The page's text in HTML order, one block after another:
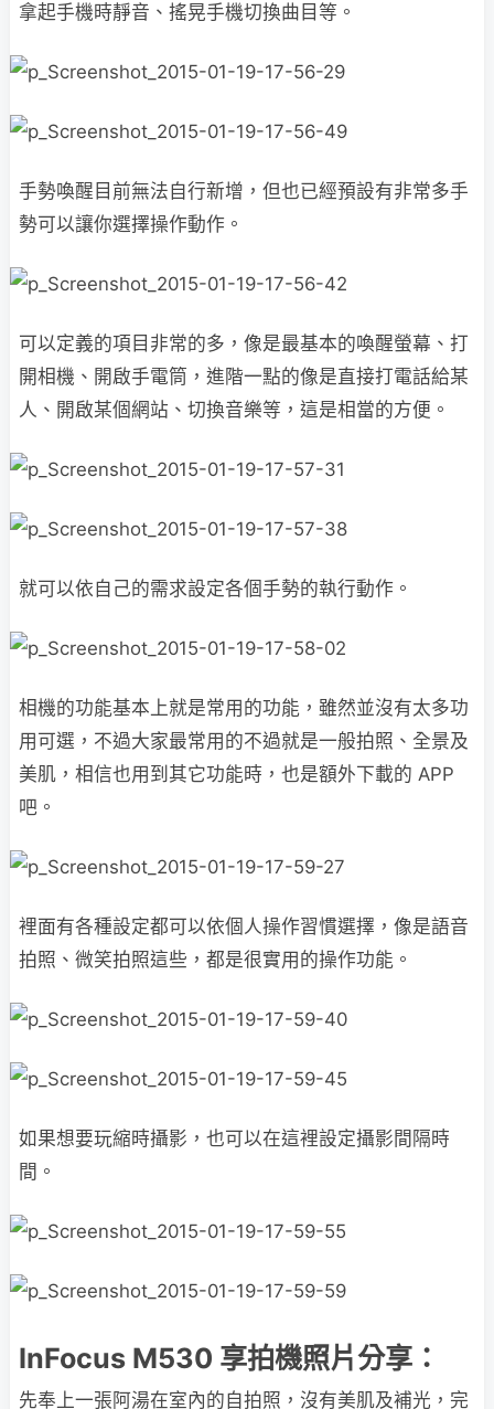
拿起手機時靜音、搖晃手機切換曲目等。
手勢喚醒目前無法自行新增，但也已經預設有非常多手
勢可以讓你選擇操作動作。
可以定義的項目非常的多，像是最基本的喚醒螢幕、打
開相機、開啟手電筒，進階一點的像是直接打電話給某
人、開啟某個網站、切換音樂等，這是相當的方便。
就可以依自己的需求設定各個手勢的執行動作。
相機的功能基本上就是常用的功能，雖然並沒有太多功
用可選，不過大家最常用的不過就是一般拍照、全景及
美肌，相信也用到其它功能時，也是額外下載的 APP
吧。
裡面有各種設定都可以依個人操作習慣選擇，像是語音
拍照、微笑拍照這些，都是很實用的操作功能。
如果想要玩縮時攝影，也可以在這裡設定攝影間隔時
間。
InFocus M530 享拍機照片分享：
先奉上一張阿湯在室內的自拍照，沒有美肌及補光，完